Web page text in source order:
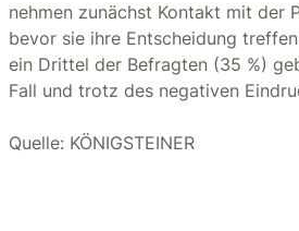
nehmen zunächst Kontakt mit der
bevor sie ihre Entscheidung
ein Drittel der Befragten (35 %)
Fall und trotz des negativen
Quelle: KÖNIGSTEINER